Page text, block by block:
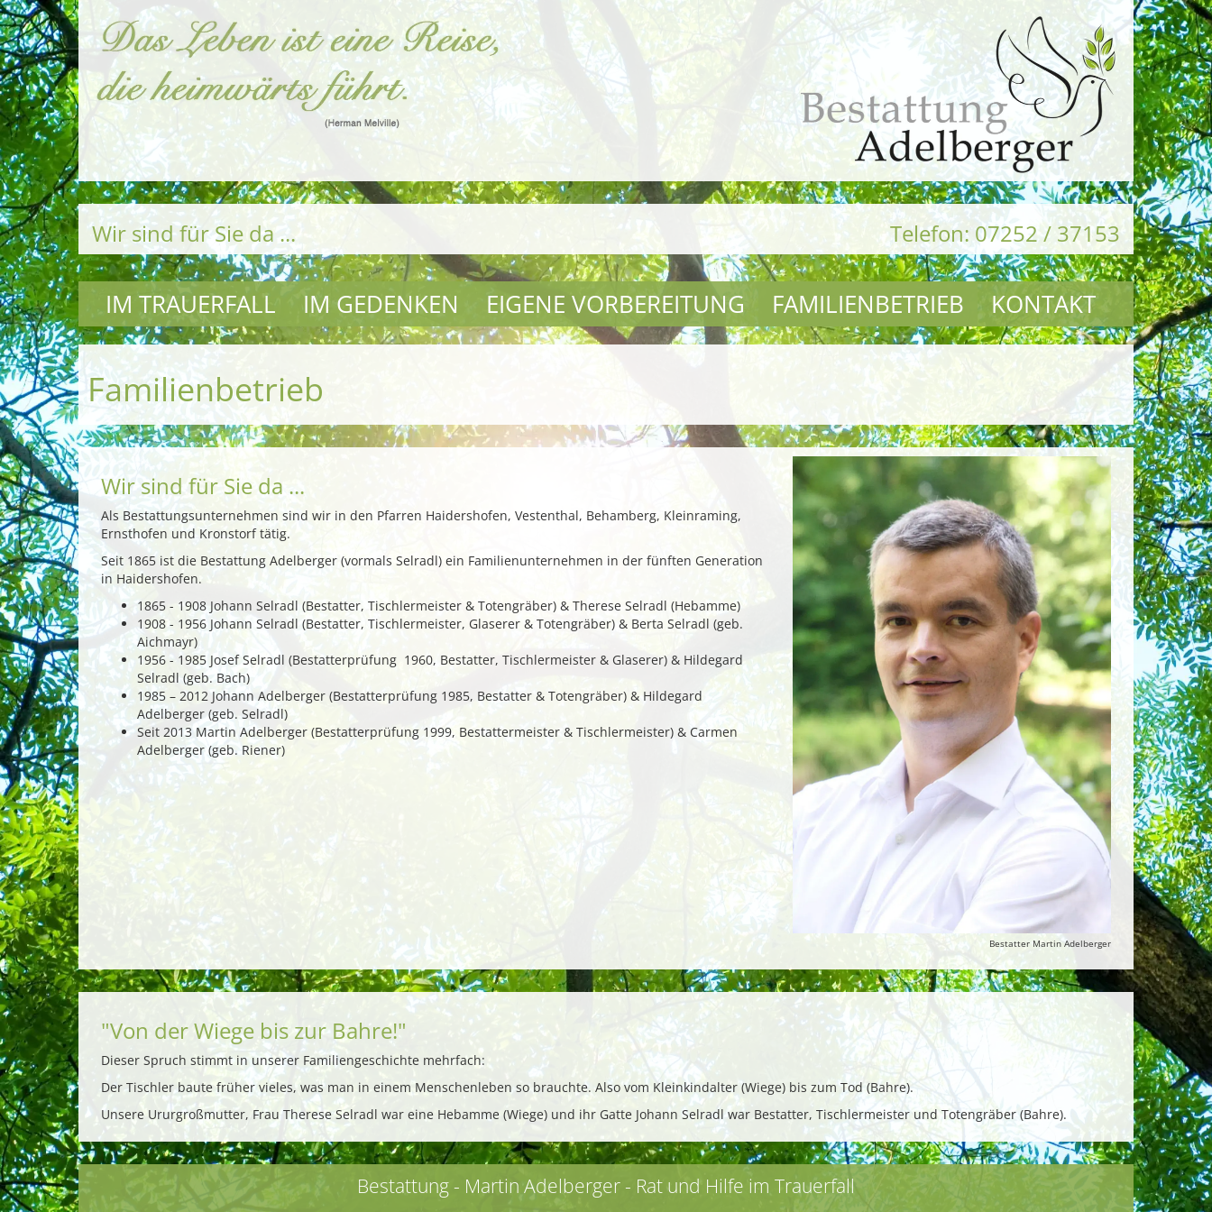
Wir sind für Sie da ... Telefon: 07252 / 37153
IM TRAUERFALL IM GEDENKEN EIGENE VORBEREITUNG FAMILIENBETRIEB KONTAKT
Familienbetrieb
Wir sind für Sie da ...
Als Bestattungsunternehmen sind wir in den Pfarren Haidershofen, Vestenthal, Behamberg, Kleinraming,
Ernsthofen und Kronstorf tätig.
Seit 1865 ist die Bestattung Adelberger (vormals Selradl) ein Familienunternehmen in der fünften Generation
in Haidershofen.
1865 - 1908 Johann Selradl (Bestatter, Tischlermeister & Totengräber) & Therese Selradl (Hebamme)
1908 - 1956 Johann Selradl (Bestatter, Tischlermeister, Glaserer & Totengräber) & Berta Selradl (geb.
Aichmayr)
1956 - 1985 Josef Selradl (Bestatterprüfung 1960, Bestatter, Tischlermeister & Glaserer) & Hildegard
Selradl (geb. Bach)
1985 – 2012 Johann Adelberger (Bestatterprüfung 1985, Bestatter & Totengräber) & Hildegard
Adelberger (geb. Selradl)
Seit 2013 Martin Adelberger (Bestatterprüfung 1999, Bestattermeister & Tischlermeister) & Carmen
Adelberger (geb. Riener)
Bestatter Martin Adelberger
"Von der Wiege bis zur Bahre!"
Dieser Spruch stimmt in unserer Familiengeschichte mehrfach:
Der Tischler baute früher vieles, was man in einem Menschenleben so brauchte. Also vom Kleinkindalter (Wiege) bis zum Tod (Bahre).
Unsere Ururgroßmutter, Frau Therese Selradl war eine Hebamme (Wiege) und ihr Gatte Johann Selradl war Bestatter, Tischlermeister und Totengräber (Bahre).
Bestattung - Martin Adelberger - Rat und Hilfe im Trauerfall